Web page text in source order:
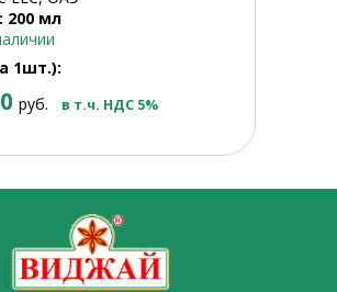
200 мл
1шт.):
руб. в т.ч. НДС 5%